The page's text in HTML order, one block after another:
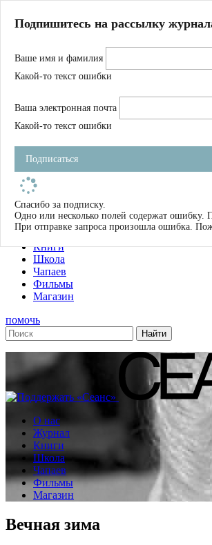
Магазин
Журнал
Школа
Устав
Фильмы
Имена
Тэги
О нас
Журнал
Книги
Школа
Чапаев
Фильмы
Магазин
помочь
О нас
Журнал
Книги
Школа
Чапаев
Фильмы
Магазин
Вечная зима
Подпишитесь на рассылку
Ваше имя и фамилия
Какой-то текст ошибки
Ваша электронная почта
Какой-то текст ошибки
Подписаться
Спасибо за подписку.
Одно или несколько полей содержат ошибку.
При отправке запроса произошла ошибка.